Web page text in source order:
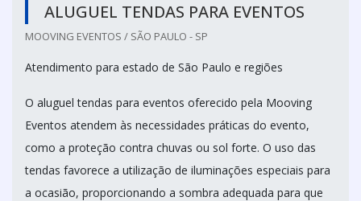
ALUGUEL TENDAS PARA EVENTOS
MOOVING EVENTOS / SÃO PAULO - SP
Atendimento para estado de São Paulo e regiões
O aluguel tendas para eventos oferecido pela Mooving
Eventos atendem às necessidades práticas do evento,
como a proteção contra chuvas ou sol forte. O uso das
tendas favorece a utilização de iluminações especiais para
a ocasião, proporcionando a sombra adequada para que